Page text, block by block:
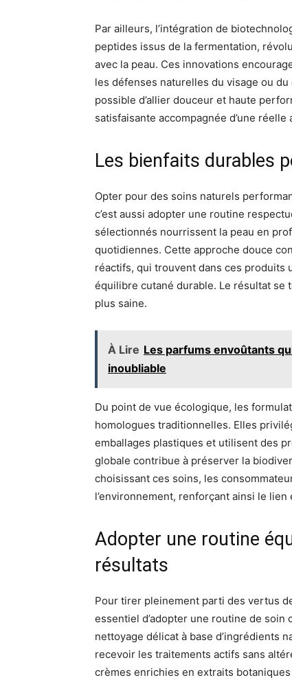
Par ailleurs, l’intégration de
peptides issus de la fermentation,
avec la peau. Ces innovations
les défenses naturelles du visage ou
possible d’allier douceur et haute
satisfaisante accompagnée d’une
Les bienfaits durables
Opter pour des soins naturels
c’est aussi adopter une routine
sélectionnés nourrissent la peau en
quotidiennes. Cette approche douce
réactifs, qui trouvent dans ces produits
équilibre cutané durable. Le résultat se
plus saine.
À Lire Les parfums envoûtants
inoubliable
Du point de vue écologique, les
homologues traditionnelles. Elles
emballages plastiques et utilisent des
globale contribue à préserver la
choisissant ces soins, les
l’environnement, renforçant ainsi le
Adopter une routine
résultats
Pour tirer pleinement parti des vertus
essentiel d’adopter une routine de
nettoyage délicat à base d’ingrédients
recevoir les traitements actifs sans
crèmes enrichies en extraits